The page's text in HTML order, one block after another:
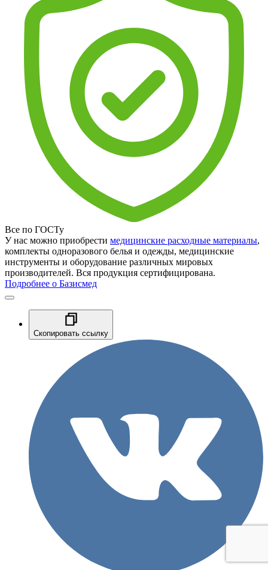
Все по ГОСТу
У нас можно приобрести медицинские расходные материалы,
комплекты одноразового белья и одежды, медицинские
инструменты и оборудование различных мировых
производителей. Вся продукция сертифицирована.
Подробнее о Базисмед
Скопировать ссылку